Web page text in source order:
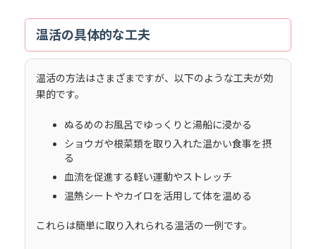
温活の具体的な工夫
温活の方法はさまざまですが、以下のような工夫が効
果的です。
ぬるめのお風呂でゆっくりと湯船に浸かる
ショウガや根菜類を取り入れた温かい食事を摂
る
血流を促進する軽い運動やストレッチ
温熱シートやカイロを活用して体を温める
これらは簡単に取り入れられる温活の一例です。